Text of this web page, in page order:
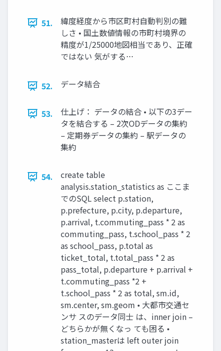
51.
緯度経度から市区町村自動判別の難
しさ • 国土数値情報の市町村境界の
精度が1/25000地図相当であり、正確
ではない 気がする…
52. データ結合
53.
仕上げ： データの結合 • 以下の3デー
タを結合する – 2次ODデータの集約
– 定期券データの集約 – 駅データの
集約
54.
create table
analysis.station_statistics as ここま
でのSQL select p.station,
p.prefecture, p.city, p.departure,
p.arrival, t.commuting_pass * 2 as
commuting_pass, t.school_pass * 2
as school_pass, p.total as
ticket_total, t.total_pass * 2 as
pass_total, p.departure + p.arrival +
t.commuting_pass *2 +
t.school_pass * 2 as total, sm.id,
sm.center, sm.geom • 大都市交通セ
ンサ スのデータ同士 は、inner join –
どちらかが無くなっ ても困る •
station_masterは left outer join